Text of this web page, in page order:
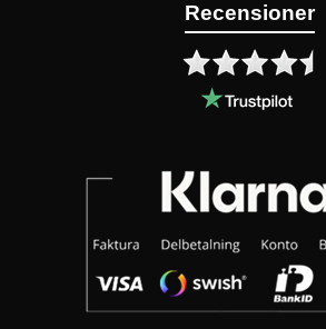
Recensioner